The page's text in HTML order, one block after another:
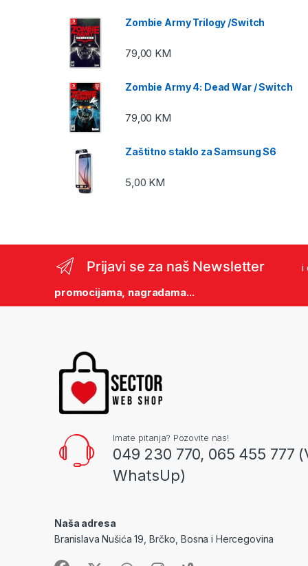
Zombie Army Trilogy /Switch
79,00 KM
Zombie Army 4: Dead War / Switch
79,00 KM
Zaštitno staklo za Samsung S6
5,00 KM
Prijavi se za naš Newsletter i
promocijama, nagradama...
Imate pitanja? Pozovite nas!
049 230 770, 065 455 777
WhatsUp)
Naša adresa
Branislava Nušića 19, Brčko, Bosna i Hercegovina